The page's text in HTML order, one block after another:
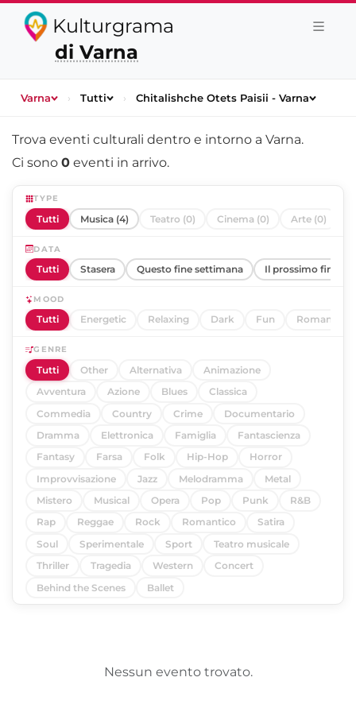
Kulturgrama
di Varna
Varna › Tutti › Chitalishche Otets Paisii - Varna
Trova eventi culturali dentro e intorno a Varna.
Ci sono 0 eventi in arrivo.
TYPE
Tutti Musica (4) Teatro (0) Cinema (0) Arte (0)
DATA
Tutti Stasera Questo fine settimana Il prossimo fine
MOOD
Tutti Energetic Relaxing Dark Fun Romantic
GENRE
Tutti Other Alternativa
Animazione
Avventura
Azione Blues
Classica
Commedia
Country Crime
Documentario
Dramma
Elettronica Famiglia
Fantascienza
Fantasy
Farsa Folk Hip-Hop
Horror
Improvvisazione
Jazz Melodramma
Metal
Mistero
Musical Opera Pop Punk
R&B
Rap
Reggae Rock Romantico
Satira
Soul
Sperimentale Sport
Teatro musicale
Thriller
Tragedia Western
Concert
Behind the Scenes
Ballet
Nessun evento trovato.